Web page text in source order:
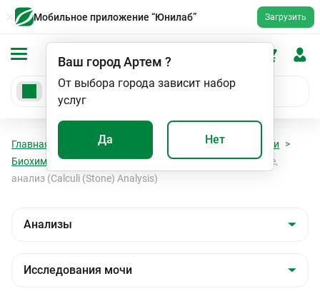
Мобильное приложение “Юнилаб” Загрузить
Ваш городАртем ?
От выбора города зависит набор
услуг
Да Нет
Главная Анализы
Исследования мочи
Биохимическое исследование мочи
Камни почечные,
анализ (Calculi (Stone) Analysis)